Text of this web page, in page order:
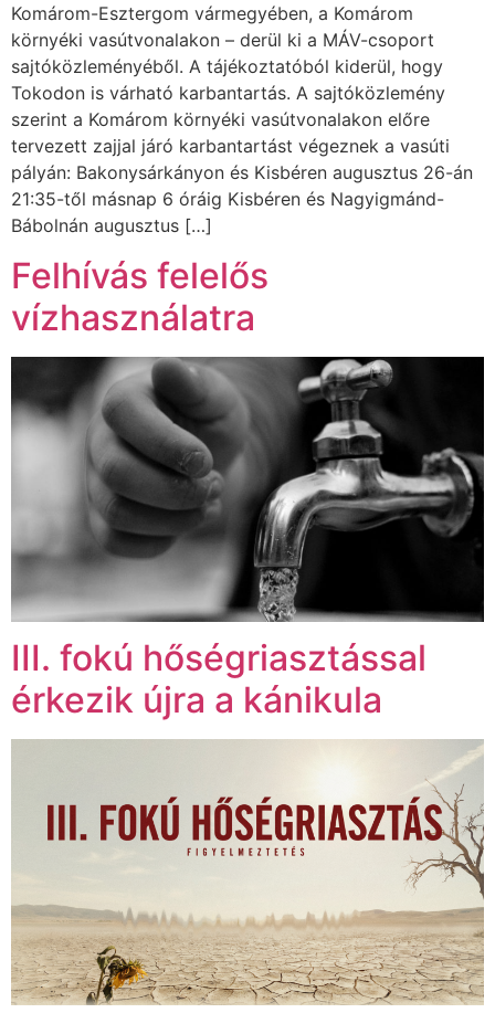
Komárom-Esztergom vármegyében, a Komárom
környéki vasútvonalakon – derül ki a MÁV-csoport
sajtóközleményéből. A tájékoztatóból kiderül, hogy
Tokodon is várható karbantartás. A sajtóközlemény
szerint a Komárom környéki vasútvonalakon előre
tervezett zajjal járó karbantartást végeznek a vasúti
pályán: Bakonysárkányon és Kisbéren augusztus 26-án
21:35-től másnap 6 óráig Kisbéren és Nagyigmánd-
Bábolnán augusztus […]
Felhívás felelős
vízhasználatra
III. fokú hőségriasztással
érkezik újra a kánikula